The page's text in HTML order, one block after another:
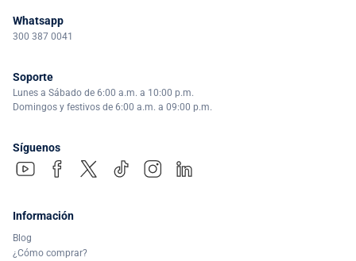
Whatsapp
300 387 0041
Soporte
Lunes a Sábado de 6:00 a.m. a 10:00 p.m.
Domingos y festivos de 6:00 a.m. a 09:00 p.m.
Síguenos
Información
Blog
¿Cómo comprar?